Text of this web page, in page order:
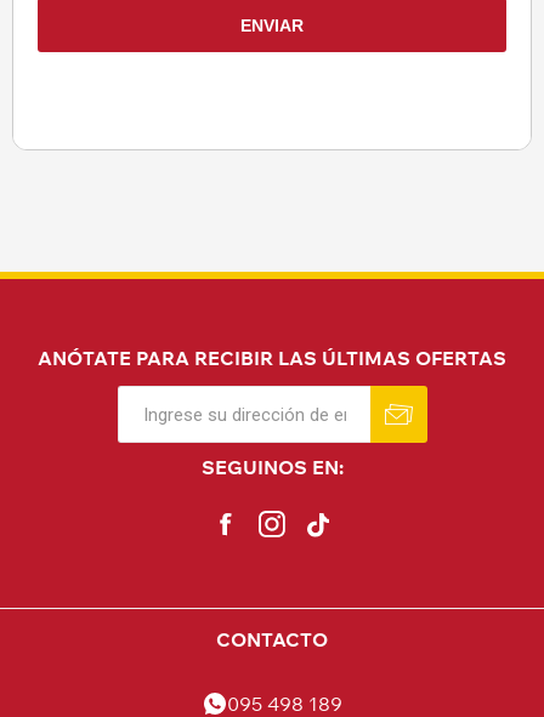
ANÓTATE PARA RECIBIR LAS ÚLTIMAS OFERTAS
SEGUINOS EN:
CONTACTO
095 498 189